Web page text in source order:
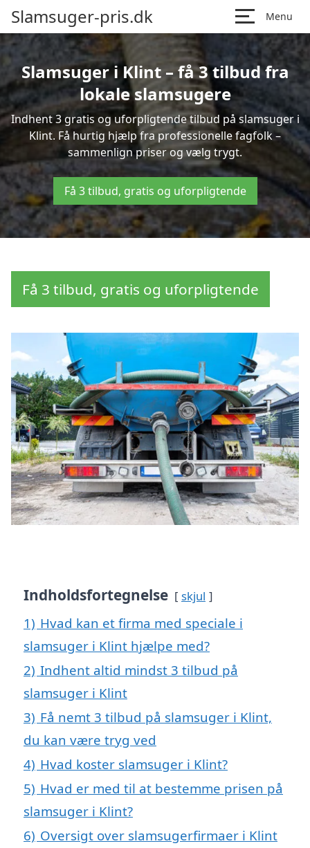
Slamsuger-pris.dk Menu
Slamsuger i Klint – få 3 tilbud fra
lokale slamsugere
Indhent 3 gratis og uforpligtende tilbud på slamsuger i
Klint. Få hurtig hjælp fra professionelle fagfolk –
sammenlign priser og vælg trygt.
Få 3 tilbud, gratis og uforpligtende
Få 3 tilbud, gratis og uforpligtende
Indholdsfortegnelse skjul
1) Hvad kan et firma med speciale i
slamsuger i Klint hjælpe med?
2) Indhent altid mindst 3 tilbud på
slamsuger i Klint
3) Få nemt 3 tilbud på slamsuger i Klint,
du kan være tryg ved
4) Hvad koster slamsuger i Klint?
5) Hvad er med til at bestemme prisen på
slamsuger i Klint?
6) Oversigt over slamsugerfirmaer i Klint